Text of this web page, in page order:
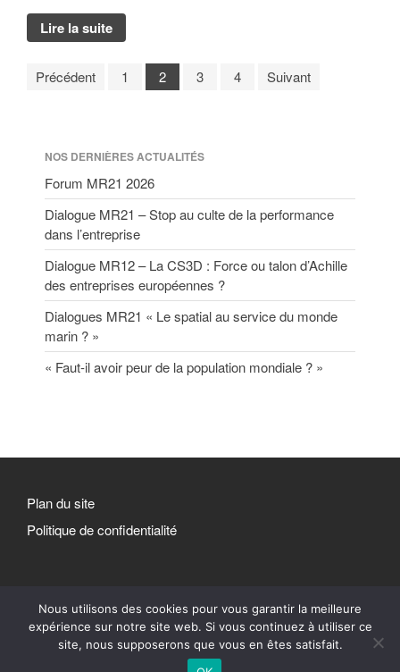
Lire la suite
Précédent 1 2 3 4 Suivant
NOS DERNIÈRES ACTUALITÉS
Forum MR21 2026
Dialogue MR21 – Stop au culte de la performance
dans l’entreprise
Dialogue MR12 – La CS3D : Force ou talon d’Achille
des entreprises européennes ?
Dialogues MR21 « Le spatial au service du monde
marin ? »
« Faut-il avoir peur de la population mondiale ? »
Plan du site
Politique de confidentialité
Made at the tip of Africa. ©
Nous utilisons des cookies pour vous garantir la meilleure
expérience sur notre site web. Si vous continuez à utiliser ce
site, nous supposerons que vous en êtes satisfait.